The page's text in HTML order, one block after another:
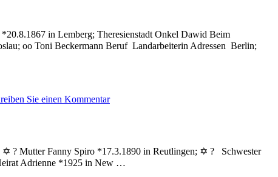
in Lemberg; Theresienstadt Onkel Dawid Beim
oo Toni Beckermann Beruf Landarbeiterin Adressen Berlin;
Sie einen Kommentarzu
✡ ? Mutter Fanny Spiro *17.3.1890 in Reutlingen; ✡ ? Schwester
Adrienne *1925 in New …